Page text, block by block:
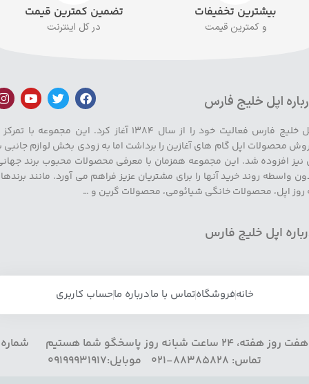
بیشترین تخفیفات
و کمترین قیمت
تضمین کمترین قیمت
در کل اینترنت
اپل خلیج فارس
اپل خلیج فارس فعالیت خود را از سال ۱۳۸۴ آغاز کرد. این مجموعه با
محصولات اپل گام های آغازین را برداشت اما به زودی بخش لوازم جانبی
نیز افزوده شد. این مجموعه همزمان با معرفی محصولات محبوب برند
واسطه روند خرید آنها را برای مشتریان عزیز فراهم می آورد. مانند
روز اپل، محصولات خانگی شیائومی، محصولات گرین و …
اپل خلیج فارس
خانهفروشگاهتماس با مادرباره ماحساب کاربری
هفت روز هفته، 24 ساعت شبانه روز پاسخگو شما هستیم شماره
تماس: 88385828-021 موبایل:09199931917